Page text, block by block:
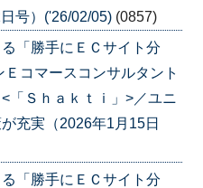
号）('26/02/05) (0857)
「勝手にＥＣサイト分
コマースコンサルタント
Ｓｈａｋｔｉ」>／ユニ
充実（2026年1月15日
「勝手にＥＣサイト分